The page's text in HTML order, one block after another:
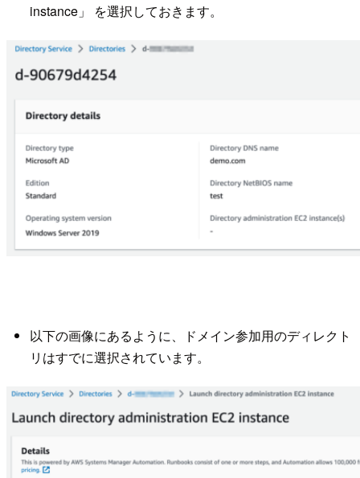
instance」 を選択しておきます。
以下の画像にあるように、ドメイン参加用のディレクト
リはすでに選択されています。